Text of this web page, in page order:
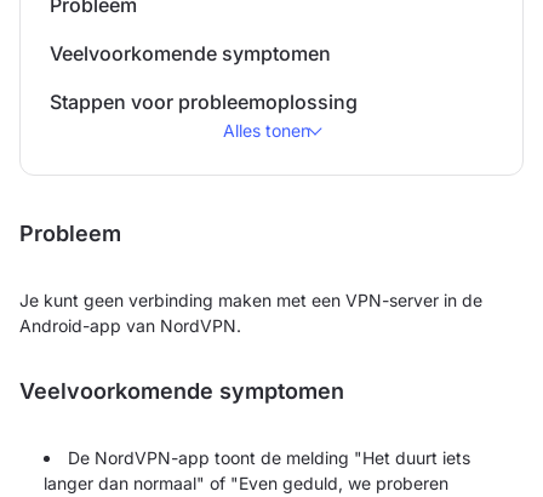
Probleem
Veelvoorkomende symptomen
Stappen voor probleemoplossing
Alles tonen
Probleem
Je kunt geen verbinding maken met een VPN-server in de
Android-app van NordVPN.
Veelvoorkomende symptomen
De NordVPN-app toont de melding "Het duurt iets
langer dan normaal" of "Even geduld, we proberen